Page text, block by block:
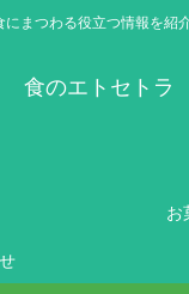
にまつわる役立つ情報を紹
食のエトセトラ
お